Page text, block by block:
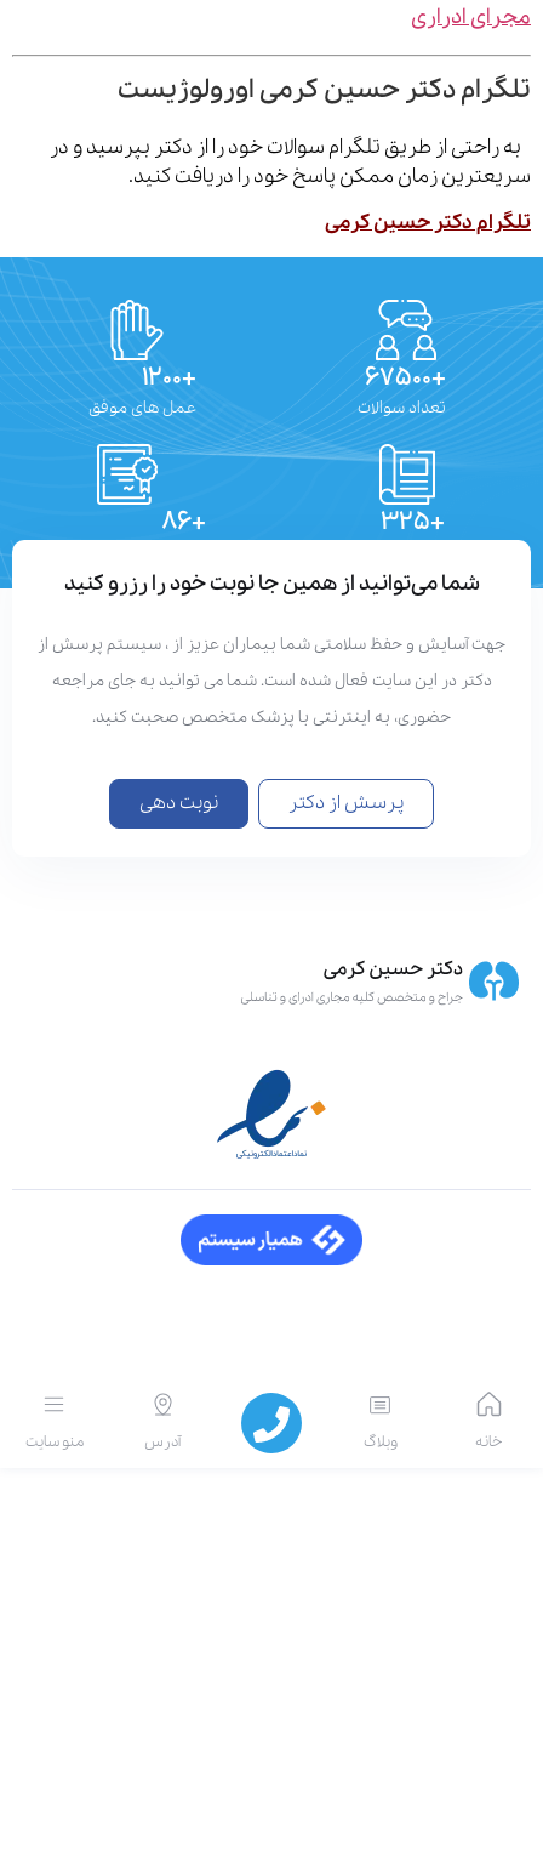
ادراری
دکتر حسین کرمی اورولوژیست
از طریق تلگرام سوالات خود را از دکتر بپرسید و در
زمان ممکن پاسخ خود را دریافت کنید.
دکتر حسین کرمی
تعداد سوالات عمل های موفق
شما می‌توانید از همین جا نوبت خود را رزرو کنید
آسایش و حفظ سلامتی شما بیماران عزیز از ، سیستم پرسش از
دکتر در این سایت فعال شده است. شما می توانید به جای مراجعه
حضوری، به اینترنتی با پزشک متخصص صحبت کنید.
پرسش از دکتر نوبت دهی
منو سایت